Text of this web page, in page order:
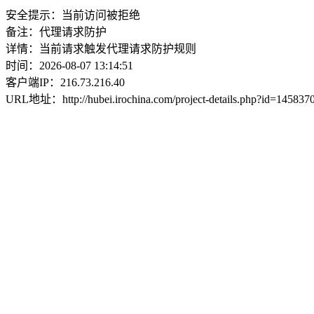
安全提示：当前访问被拒绝
备注：代理请求防护
详情：当前请求触发代理请求防护规则
时间：2026-08-07 13:14:51
客户端IP：216.73.216.40
URL地址：http://hubei.irochina.com/project-